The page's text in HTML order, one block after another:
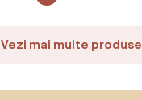
Vezi mai multe produse